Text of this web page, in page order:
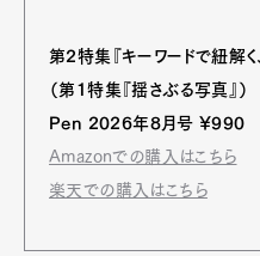
第2特集『キーワードで紐解く
（第1特集『揺さぶる写真』）
Pen 2026年8月号 ¥990
Amazonでの購入はこちら
楽天での購入はこちら